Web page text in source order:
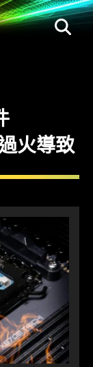
火導致